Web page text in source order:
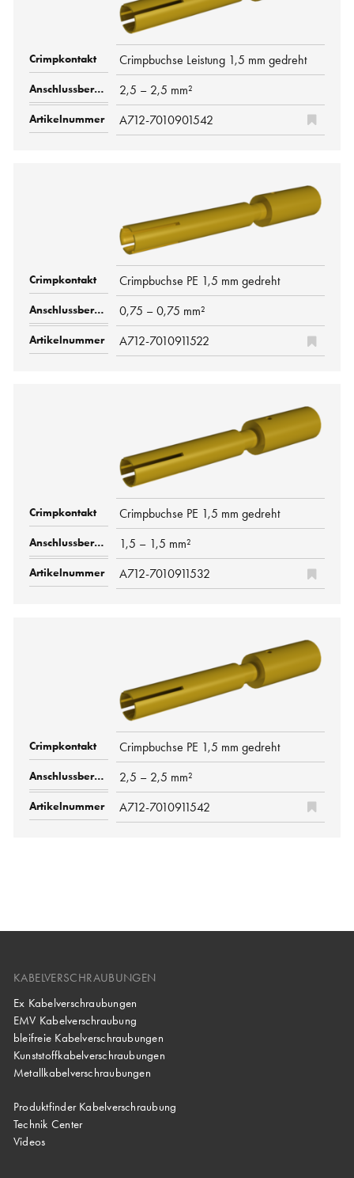
Crimpbuchse Leistung 1,5 mm gedreht
2,5 – 2,5 mm²
A712-7010901542
Crimpbuchse PE 1,5 mm gedreht
0,75 – 0,75 mm²
A712-7010911522
Crimpbuchse PE 1,5 mm gedreht
1,5 – 1,5 mm²
A712-7010911532
Crimpbuchse PE 1,5 mm gedreht
2,5 – 2,5 mm²
A712-7010911542
KABELVERSCHRAUBUNGEN
Ex Kabelverschraubungen
EMV Kabelverschraubung
bleifreie Kabelverschraubungen
Kunststoffkabelverschraubungen
Metallkabelverschraubungen
Produktfinder Kabelverschraubung
Technik Center
Videos